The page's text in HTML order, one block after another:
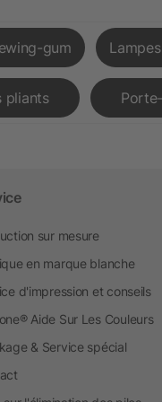
gum
pliants
sur mesure
en marque blanche
d'impression et conseils
Aide Sur Les Couleurs
& Service spécial